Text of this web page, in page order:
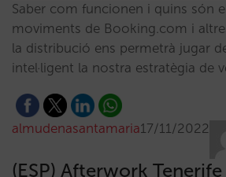
Saber com funcionen i quins són
moviments de Booking.com i
la distribució ens permetrà jugar
intel·ligent la nostra estratègia de
almudenasantamaria17/11/2022
(ESP) Afterwork